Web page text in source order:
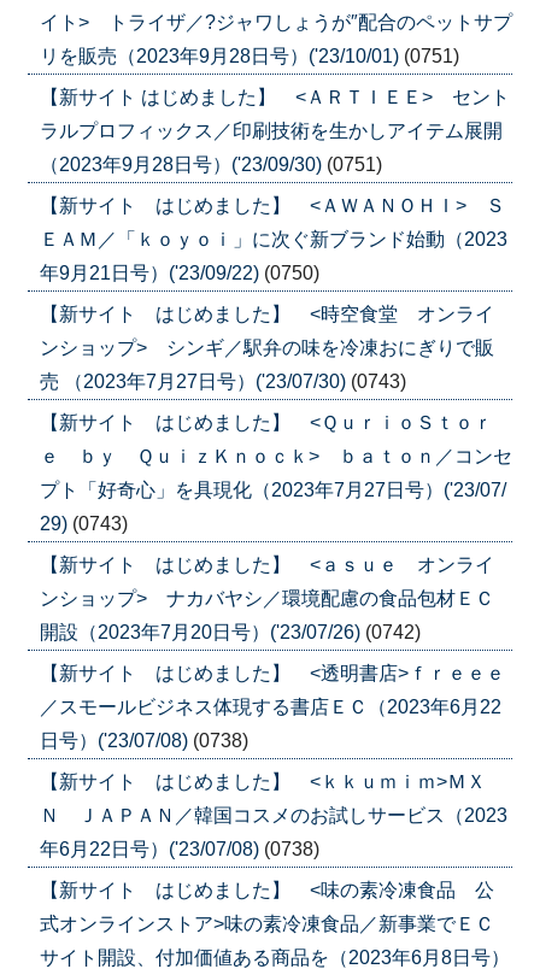
イト> トライザ／?ジャワしょうが″配合のペットサプ
リを販売（2023年9月28日号）('23/10/01) (0751)
【新サイト はじめました】 <ＡＲＴＩＥＥ> セント
ラルプロフィックス／印刷技術を生かしアイテム展開
（2023年9月28日号）('23/09/30) (0751)
【新サイト はじめました】 <ＡＷＡＮＯＨＩ> Ｓ
ＥＡＭ／「ｋｏｙｏｉ」に次ぐ新ブランド始動（2023
年9月21日号）('23/09/22) (0750)
【新サイト はじめました】 <時空食堂 オンライ
ンショップ> シンギ／駅弁の味を冷凍おにぎりで販
売 （2023年7月27日号）('23/07/30) (0743)
【新サイト はじめました】 <ＱｕｒｉｏＳｔｏｒ
ｅ ｂｙ ＱｕｉｚＫｎｏｃｋ> ｂａｔｏｎ／コンセ
プト「好奇心」を具現化（2023年7月27日号）('23/07/
29) (0743)
【新サイト はじめました】 <ａｓｕｅ オンライ
ンショップ> ナカバヤシ／環境配慮の食品包材ＥＣ
開設（2023年7月20日号）('23/07/26) (0742)
【新サイト はじめました】 <透明書店>ｆｒｅｅｅ
／スモールビジネス体現する書店ＥＣ（2023年6月22
日号）('23/07/08) (0738)
【新サイト はじめました】 <ｋｋｕｍｉｍ>ＭＸ
Ｎ ＪＡＰＡＮ／韓国コスメのお試しサービス（2023
年6月22日号）('23/07/08) (0738)
【新サイト はじめました】 <味の素冷凍食品 公
式オンラインストア>味の素冷凍食品／新事業でＥＣ
サイト開設、付加価値ある商品を（2023年6月8日号）